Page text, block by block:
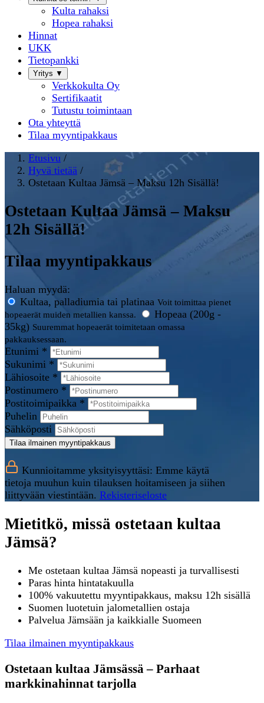
Kulta rahaksi
Hopea rahaksi
Hinnat
UKK
Tietopankki
Yritys ▼
Verkkokulta Oy
Sertifikaatit
Tutustu toimintaan
Ota yhteyttä
Tilaa myyntipakkaus
Etusivu /
Hyvä tietää /
Ostetaan Kultaa Jämsä – Maksu 12h Sisällä!
Ostetaan Kultaa Jämsä – Maksu
12h Sisällä!
Tilaa myyntipakkaus
Haluan myydä:
Kultaa, palladiumia tai platinaa Voit toimittaa pienet
hopeaerät muiden metallien kanssa.
Hopeaa (200g -
35kg) Suuremmat hopeaerät toimitetaan omassa
pakkauksessaan.
Etunimi *
Sukunimi *
Lähiosoite *
Postinumero *
Postitoimipaikka *
Puhelin
Sähköposti
Tilaa ilmainen myyntipakkaus
Kunnioitamme yksityisyyttäsi: Emme käytä
tietoja muuhun kuin tilauksen hoitamiseen ja siihen
liittyvään viestintään. Rekisteriseloste
Mietitkö, missä ostetaan kultaa
Jämsä?
Me ostetaan kultaa Jämsä nopeasti ja turvallisesti
Paras hinta hintatakuulla
100% vakuutettu myyntipakkaus, maksu 12h sisällä
Suomen luotetuin jalometallien ostaja
Palvelua Jämsään ja kaikkialle Suomeen
Tilaa ilmainen myyntipakkaus
Ostetaan kultaa Jämsässä – Parhaat
markkinahinnat tarjolla